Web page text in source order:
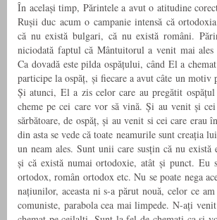
În același timp, Părintele a avut o atitudine
Rușii duc acum o campanie intensă că
că nu există bulgari, că nu există români.
niciodată faptul că Mântuitorul a venit mai ales
Ca dovadă este pilda ospățului, când El a
participe la ospăț, și fiecare a avut câte un motiv
Și atunci, El a zis celor care au pregătit ospățul
cheme pe cei care vor să vină. Și au venit și
sărbătoare, de ospăț, și au venit si cei care erau
din asta se vede că toate neamurile sunt creația
un neam ales. Sunt unii care susțin că nu există
și că există numai ortodoxie, atât și punct. Eu
ortodox, român ortodox etc. Nu se poate nega
națiunilor, aceasta ni s-a părut nouă, celor ce
comuniste, parabola cea mai limpede. N-ați